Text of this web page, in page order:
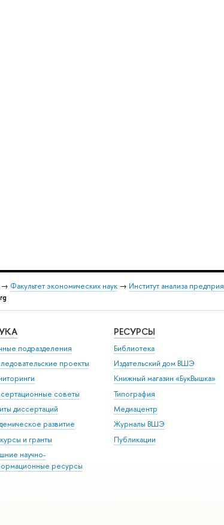
→ Факультет экономических наук → Институт анализа
подразделения
проекты
советы
диссертаций
развитие
и гранты
научно-
ресурсы
РЕСУРСЫ
Библиотека
Издательский дом ВШЭ
Книжный магазин «БукВышка»
Типография
Медиацентр
Журналы ВШЭ
Публикации